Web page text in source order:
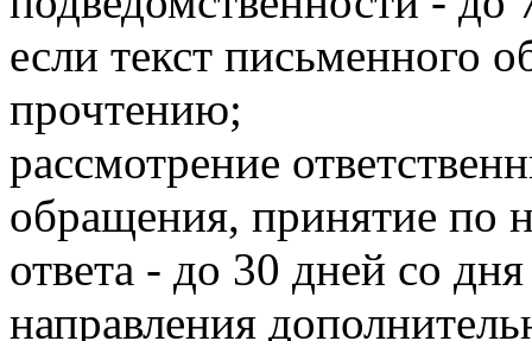
если текст письменного
прочтению;
рассмотрение
обращения, принятие по
ответа - до 30 дней со
направления